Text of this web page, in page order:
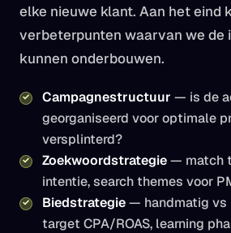
elke nieuwe klant. Aan het eind
verbeterpunten waarvan we de
kunnen onderbouwen.
Campagnestructuur — is de
georganiseerd voor optimale
versplinterd?
Zoekwoordstrategie— match
intentie, search themes voor
Biedstrategie— handmatig vs
target CPA/ROAS, learning